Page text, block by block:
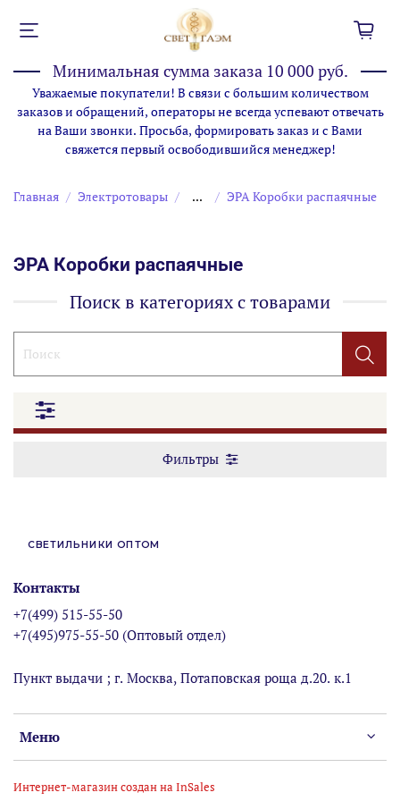
Минимальная сумма заказа 10 000 руб.
Уважаемые покупатели! В связи с большим количеством
заказов и обращений, операторы не всегда успевают отвечать
на Ваши звонки. Просьба, формировать заказ и с Вами
свяжется первый освободившийся менеджер!
Главная Электротовары ... ЭРА Коробки распаячные
ЭРА Коробки распаячные
Поиск в категориях с товарами
Фильтры
СВЕТИЛЬНИКИ ОПТОМ
Меню
Контакты
+7(499) 515-55-50
+7(495)975-55-50 (Оптовый отдел)
Пункт выдачи ; г. Москва, Потаповская роща д.20. к.1
Интернет-магазин создан на InSales